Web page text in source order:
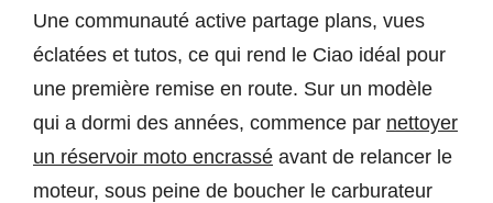
Une communauté active partage plans, vues
éclatées et tutos, ce qui rend le Ciao idéal pour
une première remise en route. Sur un modèle
qui a dormi des années, commence par nettoyer
un réservoir moto encrassé avant de relancer le
moteur, sous peine de boucher le carburateur